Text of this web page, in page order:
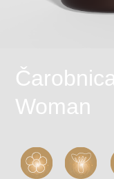
Woman